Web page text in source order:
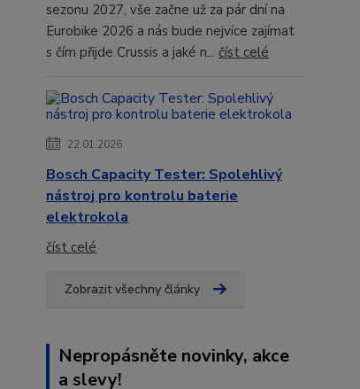
sezonu 2027, vše začne už za pár dní na
Eurobike 2026 a nás bude nejvíce zajímat
s čím přijde Crussis a jaké n... číst celé
22.01.2026
Bosch Capacity Tester: Spolehlivý
nástroj pro kontrolu baterie
elektrokola
číst celé
Zobrazit všechny články
Nepropásněte novinky, akce
a slevy!